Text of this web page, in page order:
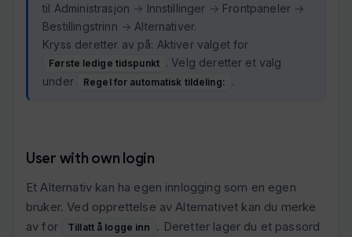
til Administrasjon → Innstillinger → Frontpaneler →
Bestillingstrinn → Alternativer.
Kryss deretter av på: Aktiver valget for
Første ledige tidspunkt
. Velg deretter et valg
under
Regel for automatisk tildeling: .
User with own login
Et Alternativ kan ha egen innlogging som en egen
bruker. Ved opprettelse av Alternativet kan du merke
av for
Tillatt å logge inn
. Deretter lager du et passord